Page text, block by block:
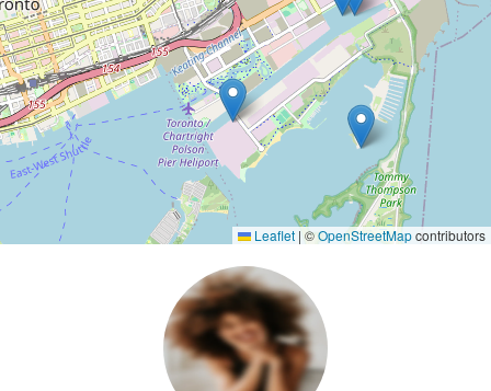
Leaflet | ©OpenStreetMapcontributors